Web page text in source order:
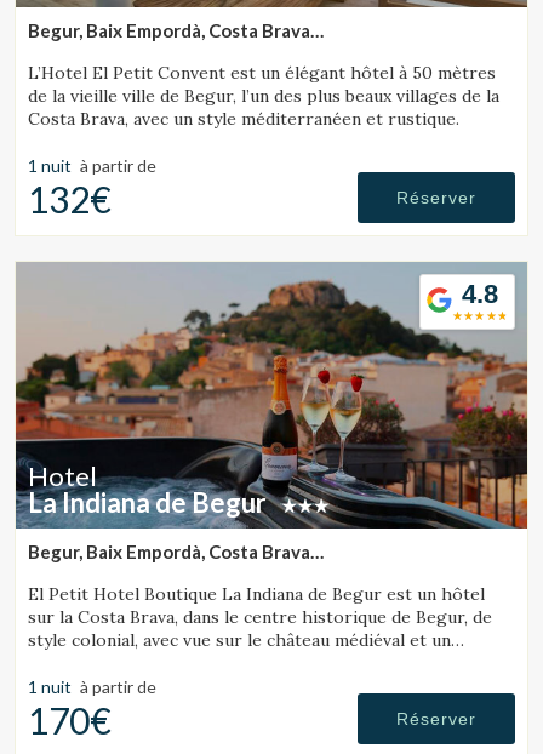
Begur, Baix Empordà, Costa Brava
L’Hotel El Petit Convent est un élégant hôtel à 50 mètres
de la vieille ville de Begur, l’un des plus beaux villages de la
Costa Brava, avec un style méditerranéen et rustique.
1 nuit à partir de
132€ Réserver
4.8
Hotel
La Indiana de Begur
Begur, Baix Empordà, Costa Brava
El Petit Hotel Boutique La Indiana de Begur est un hôtel
sur la Costa Brava, dans le centre historique de Begur, de
style colonial, avec vue sur le château médiéval et un
1 nuit à partir de
170€ Réserver